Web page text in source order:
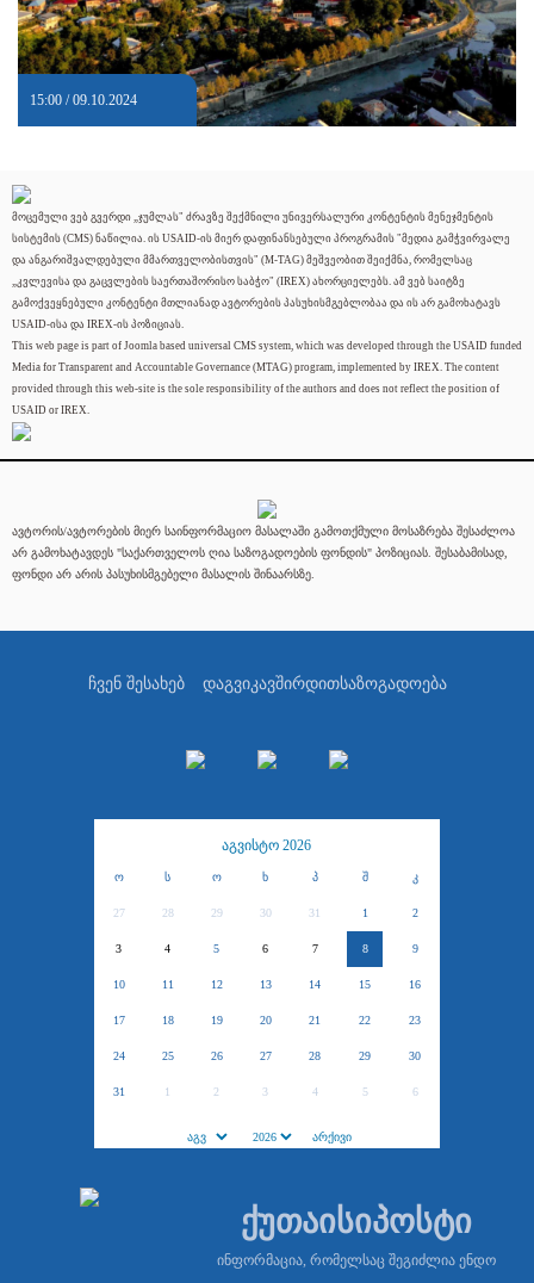
15:00 / 09.10.2024
მოცემული ვებ გვერდი „ჯუმლას" ძრავზე შექმნილი უნივერსალური კონტენტის მენეჯმენტის
სისტემის (CMS) ნაწილია. ის USAID-ის მიერ დაფინანსებული პროგრამის "მედია გამჭვირვალე
და ანგარიშვალდებული მმართველობისთვის" (M-TAG) მეშვეობით შეიქმნა, რომელსაც
„კვლევისა და გაცვლების საერთაშორისო საბჭო" (IREX) ახორციელებს. ამ ვებ საიტზე
გამოქვეყნებული კონტენტი მთლიანად ავტორების პასუხისმგებლობაა და ის არ გამოხატავს
USAID-ისა და IREX-ის პოზიციას.
This web page is part of Joomla based universal CMS system, which was developed through the USAID funded
Media for Transparent and Accountable Governance (MTAG) program, implemented by IREX. The content
provided through this web-site is the sole responsibility of the authors and does not reflect the position of
USAID or IREX.
ავტორის/ავტორების მიერ საინფორმაციო მასალაში გამოთქმული მოსაზრება შესაძლოა
არ გამოხატავდეს "საქართველოს ღია საზოგადოების ფონდის" პოზიციას. შესაბამისად,
ფონდი არ არის პასუხისმგებელი მასალის შინაარსზე.
ჩვენ შესახებ დაგვიკავშირდითსაზოგადოება
აგვისტო 2026
ო ს ო ხ პ შ კ
27 28 29 30 31 1 2
3 4 5 6 7 8 9
10 11 12 13 14 15 16
17 18 19 20 21 22 23
24 25 26 27 28 29 30
31 1 2 3 4 5 6
ქუთაისიპოსტი
ინფორმაცია, რომელსაც შეგიძლია ენდო